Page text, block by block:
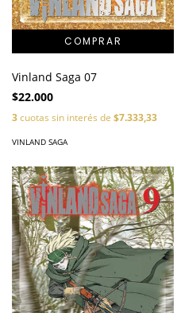
Vinland Saga 07
$22.000
3cuotas sin interés de $7.333,33
VINLAND SAGA